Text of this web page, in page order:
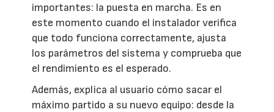
importantes: la puesta en marcha. Es en
este momento cuando el instalador verifica
que todo funciona correctamente, ajusta
los parámetros del sistema y comprueba que
el rendimiento es el esperado.
Además, explica al usuario cómo sacar el
máximo partido a su nuevo equipo: desde la